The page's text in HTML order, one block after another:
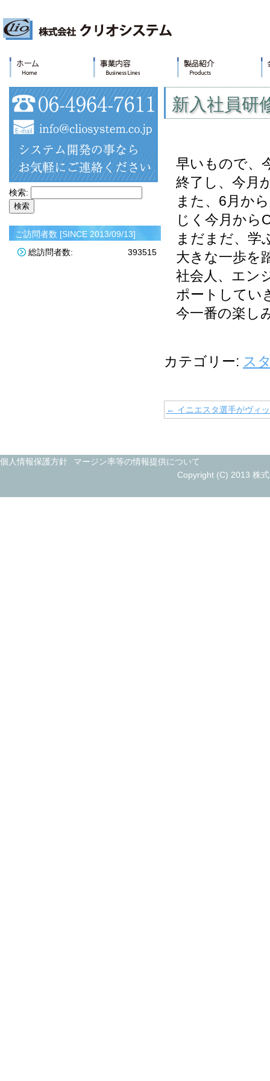
検索:
ご訪問者数 [SINCE 2013/09/13]
393515
総訪問者数:
新入社員研
早いもので、
終了し、今月
また、6月か
じく今月から
まだまだ、学
大きな一歩を
社会人、エン
ポートしてい
今一番の楽し
カテゴリー: ス
← イニエスタ選手がヴィ
個人情報保護方針
マージン率等の情報提供について
Copyright (C) 2013 株